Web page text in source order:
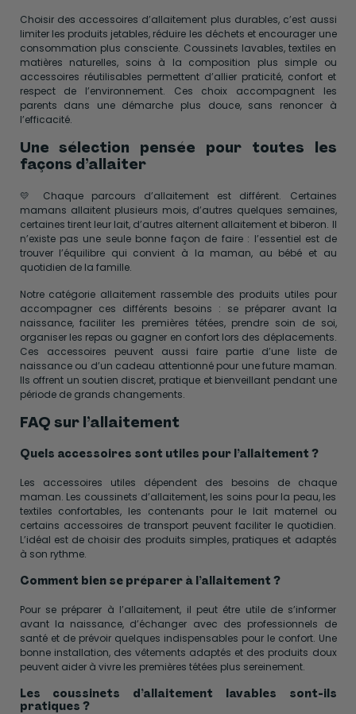
Choisir des accessoires d’allaitement plus durables, c’est aussi
limiter les produits jetables, réduire les déchets et encourager une
consommation plus consciente. Coussinets lavables, textiles en
matières naturelles, soins à la composition plus simple ou
accessoires réutilisables permettent d’allier praticité, confort et
respect de l’environnement. Ces choix accompagnent les
parents dans une démarche plus douce, sans renoncer à
l’efficacité.
Une sélection pensée pour toutes les
façons d’allaiter
💛 Chaque parcours d’allaitement est différent. Certaines
mamans allaitent plusieurs mois, d’autres quelques semaines,
certaines tirent leur lait, d’autres alternent allaitement et biberon. Il
n’existe pas une seule bonne façon de faire : l’essentiel est de
trouver l’équilibre qui convient à la maman, au bébé et au
quotidien de la famille.
Notre catégorie allaitement rassemble des produits utiles pour
accompagner ces différents besoins : se préparer avant la
naissance, faciliter les premières tétées, prendre soin de soi,
organiser les repas ou gagner en confort lors des déplacements.
Ces accessoires peuvent aussi faire partie d’une liste de
naissance ou d’un cadeau attentionné pour une future maman.
Ils offrent un soutien discret, pratique et bienveillant pendant une
période de grands changements.
FAQ sur l’allaitement
Quels accessoires sont utiles pour l’allaitement ?
Les accessoires utiles dépendent des besoins de chaque
maman. Les coussinets d’allaitement, les soins pour la peau, les
textiles confortables, les contenants pour le lait maternel ou
certains accessoires de transport peuvent faciliter le quotidien.
L’idéal est de choisir des produits simples, pratiques et adaptés
à son rythme.
Comment bien se préparer à l’allaitement ?
Pour se préparer à l’allaitement, il peut être utile de s’informer
avant la naissance, d’échanger avec des professionnels de
santé et de prévoir quelques indispensables pour le confort. Une
bonne installation, des vêtements adaptés et des produits doux
peuvent aider à vivre les premières tétées plus sereinement.
Les coussinets d’allaitement lavables sont-ils
pratiques ?